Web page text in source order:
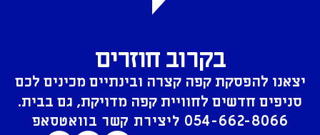
בקרוב חוזרים
יצאנו להפסקת קפה קצרה ובינתיים מכינים לכם
סניפים חדשים לחוויית קפה מדויקת, גם בבית.
054-662-8066